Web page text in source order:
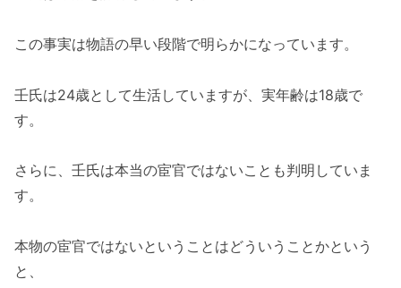
この事実は物語の早い段階で明らかになっています。
壬氏は24歳として生活していますが、実年齢は18歳で
す。
さらに、壬氏は本当の宦官ではないことも判明していま
す。
本物の宦官ではないということはどういうことかという
と、